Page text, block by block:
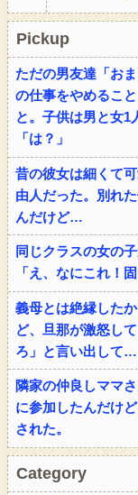
Pickup
ただの男友達「お
の仕事をやめるこ
と。子供は男と女1
「は？」
昔の彼女は細くて
由人だった。別れ
んだけど…
同じクラスの女の
「え、なにこれ！
義母とは絶縁した
ど、旦那が激怒し
ろ」と言い出して…
隣家の仲良しママ
に参加したんだけ
された。
Category